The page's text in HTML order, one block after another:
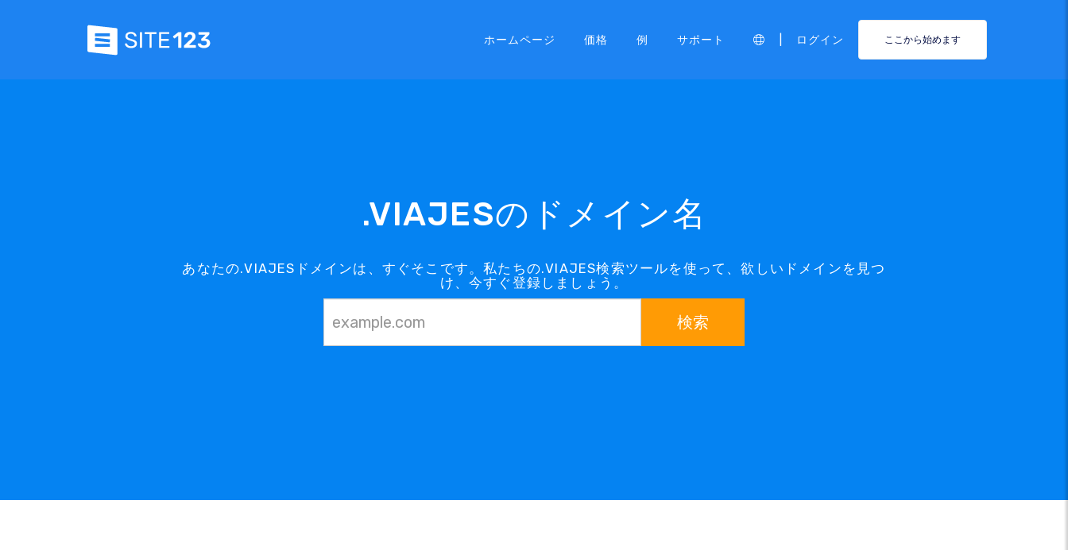
ホームページ 価格 例 サポート ログイン ここから始めます
.VIAJESのドメイン名
あなたの.VIAJESドメインは、すぐそこです。私たちの.VIAJES検索ツールを使って、欲しいドメインを見つ
け、今すぐ登録しましょう。
検索